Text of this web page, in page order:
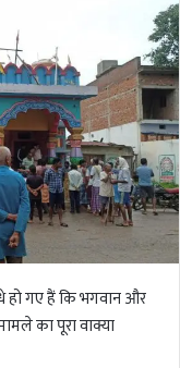
गए हैं कि भगवान और
का पूरा वाक्या